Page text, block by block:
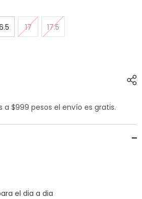
17 17.5
$999 pesos el envío es gratis.
el dia a dia